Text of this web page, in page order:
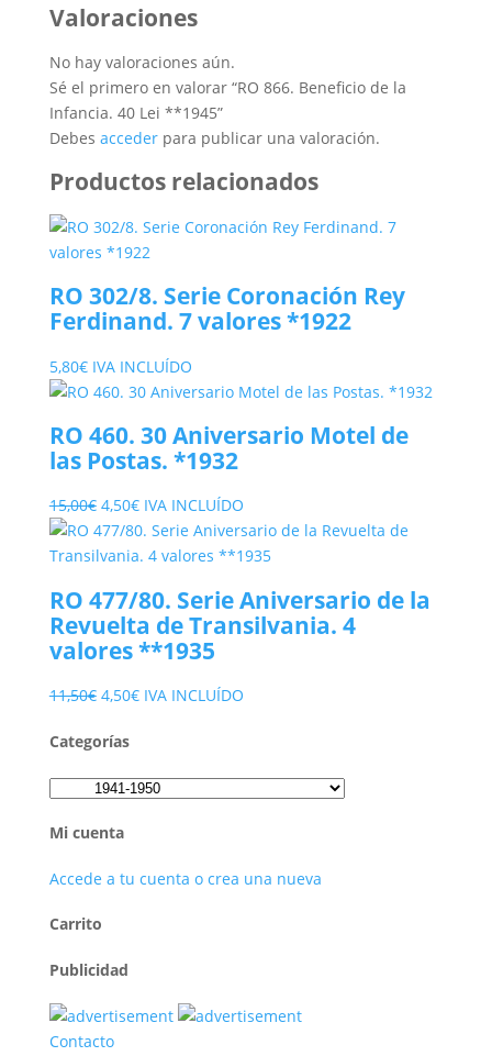
Valoraciones
No hay valoraciones aún.
Sé el primero en valorar “RO 866. Beneficio de la
Infancia. 40 Lei **1945”
Debes accederpara publicar una valoración.
Productos relacionados
RO 302/8. Serie Coronación Rey
Ferdinand. 7 valores *1922
5,80€ IVA INCLUÍDO
RO 460. 30 Aniversario Motel de
las Postas. *1932
15,00€ El
precio
original
15,00€.
4,50€El
precio
actual
4,50€.
IVA INCLUÍDO
RO 477/80. Serie Aniversario de la
Revuelta de Transilvania. 4
valores **1935
11,50€ El
original
11,50€.
4,50€El
4,50€.
IVA INCLUÍDO
Categorías
Mi cuenta
Accede a tu cuenta o crea una nueva
Carrito
Publicidad
Contacto